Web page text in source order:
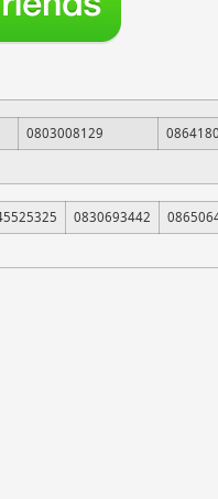
0803008129
0830693442